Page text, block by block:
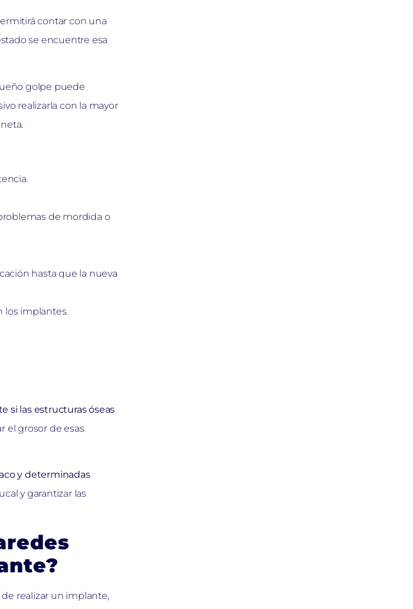
contar con una
se encuentre esa
golpe puede
realizarla con la mayor
de mordida o
hasta que la nueva
los implantes.
si las estructuras óseas
el grosor de esas
y determinadas
y garantizar las
de realizar un implante,